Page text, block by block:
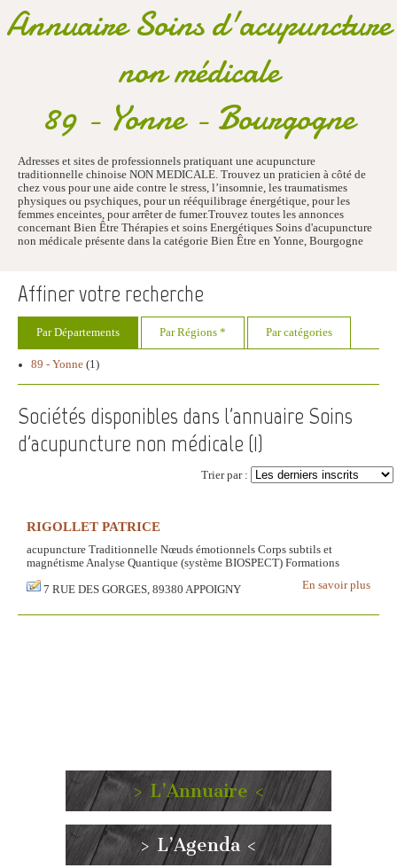
Annuaire Soins d'acupuncture
non médicale
89 - Yonne - Bourgogne
Adresses et sites de professionnels pratiquant une acupuncture
traditionnelle chinoise NON MEDICALE. Trouvez un praticien à côté de
chez vous pour une aide contre le stress, l’insomnie, les traumatismes
physiques ou psychiques, pour un rééquilibrage énergétique, pour les
femmes enceintes, pour arrêter de fumer.Trouvez toutes les annonces
concernant Bien Être Thérapies et soins Energétiques Soins d'acupuncture
non médicale présente dans la catégorie Bien Être en Yonne, Bourgogne
Affiner votre recherche
Par Départements Par Régions * Par catégories
89 - Yonne (1)
Sociétés disponibles dans l'annuaire Soins
d'acupuncture non médicale (1)
Trier par :
RIGOLLET PATRICE
acupuncture Traditionnelle Nœuds émotionnels Corps subtils et
magnétisme Analyse Quantique (système BIOSPECT) Formations
En savoir plus
7 RUE DES GORGES, 89380 APPOIGNY
> L’Annuaire <
> L’Agenda <